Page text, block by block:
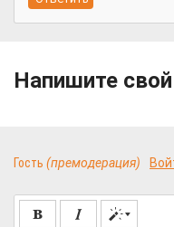
Напишите
Гость (премодерация)